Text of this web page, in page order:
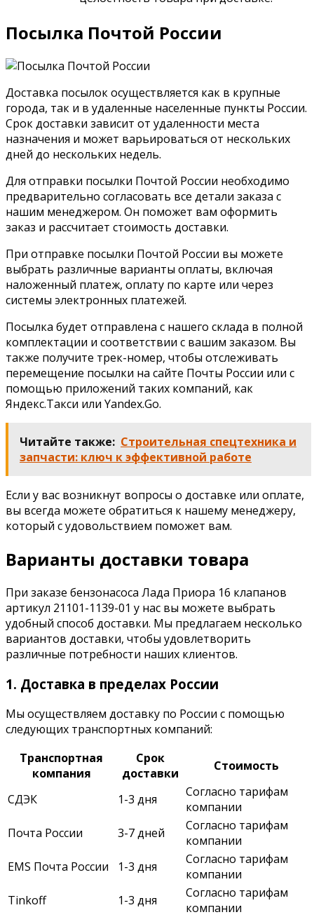
Посылка Почтой России
Доставка посылок осуществляется как в крупные
города, так и в удаленные населенные пункты России.
Срок доставки зависит от удаленности места
назначения и может варьироваться от нескольких
дней до нескольких недель.
Для отправки посылки Почтой России необходимо
предварительно согласовать все детали заказа с
нашим менеджером. Он поможет вам оформить
заказ и рассчитает стоимость доставки.
При отправке посылки Почтой России вы можете
выбрать различные варианты оплаты, включая
наложенный платеж, оплату по карте или через
системы электронных платежей.
Посылка будет отправлена с нашего склада в полной
комплектации и соответствии с вашим заказом. Вы
также получите трек-номер, чтобы отслеживать
перемещение посылки на сайте Почты России или с
помощью приложений таких компаний, как
Яндекс.Такси или Yandex.Go.
Читайте также: Строительная спецтехника и
запчасти: ключ к эффективной работе
Если у вас возникнут вопросы о доставке или оплате,
вы всегда можете обратиться к нашему менеджеру,
который с удовольствием поможет вам.
Варианты доставки товара
При заказе бензонасоса Лада Приора 16 клапанов
артикул 21101-1139-01 у нас вы можете выбрать
удобный способ доставки. Мы предлагаем несколько
вариантов доставки, чтобы удовлетворить
различные потребности наших клиентов.
1. Доставка в пределах России
Мы осуществляем доставку по России с помощью
следующих транспортных компаний:
Транспортная
компания
Срок
доставки
Стоимость
СДЭК 1-3 дня
Согласно тарифам
компании
Почта России
3-7 дней
Согласно тарифам
компании
EMS Почта России
1-3 дня
Согласно тарифам
компании
Tinkoff
1-3 дня
Согласно тарифам
компании